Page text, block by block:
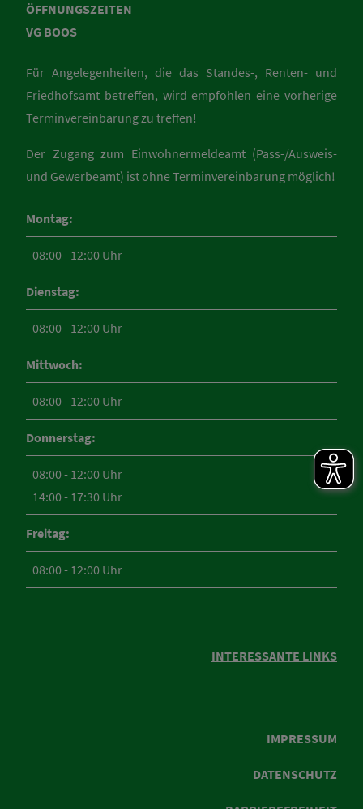
ÖFFNUNGSZEITEN
VG BOOS
Für Angelegenheiten, die das Standes-, Renten- und
Friedhofsamt betreffen, wird empfohlen eine vorherige
Terminvereinbarung zu treffen!
Der Zugang zum Einwohnermeldeamt (Pass-/Ausweis-
und Gewerbeamt) ist ohne Terminvereinbarung möglich!
Montag:
08:00 - 12:00 Uhr
Dienstag:
08:00 - 12:00 Uhr
Mittwoch:
08:00 - 12:00 Uhr
Donnerstag:
08:00 - 12:00 Uhr
14:00 - 17:30 Uhr
Freitag:
08:00 - 12:00 Uhr
INTERESSANTE LINKS
IMPRESSUM
DATENSCHUTZ